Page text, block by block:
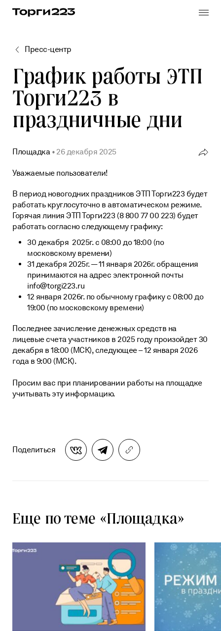
Реестр закупок по 223-ФЗ
Реестр медицинских закупок по 223-ФЗ
Горюче-смазочные материалы
Продукты питания
Заказчику
Поставщику
Банковская
Автоматизация процессов
Выпуск и продление электронной подписи
Проверка контрагентов
Кредит на исполнение контракта по 223-ФЗ
Тендерное сопровождение
База знаний
Нормативные документы
Техническая поддержка
Пресс-центр
Блог
Карьера
Реквизиты АО «ЦРЭТ»
Пресс-центр
График работы ЭТП
Торги223 в
праздничные дни
Площадка 26 декабря 2025
Telegram
Копировать ссылку
Уважаемые пользователи!
В период новогодних праздников ЭТП Торги223 будет
работать круглосуточно в автоматическом режиме.
Горячая линия ЭТП Торги223 (8 800 77 00 223) будет
работать согласно следующему графику:
30 декабря 2025г. с 08:00 до 18:00 (по
московскому времени)
31 декабря 2025г. — 11 января 2026г. обращения
принимаются на адрес электронной почты
info@torgi223.ru
12 января 2026г. по обычному графику с 08:00 до
19:00 (по московскому времени)
Последнее зачисление денежных средств на
лицевые счета участников в 2025 году произойдет 30
декабря в 18:00 (МСК), следующее – 12 января 2026
года в 9:00 (МСК).
Просим вас при планировании работы на площадке
учитывать эту информацию.
Поделиться
Еще по теме «Площадка»